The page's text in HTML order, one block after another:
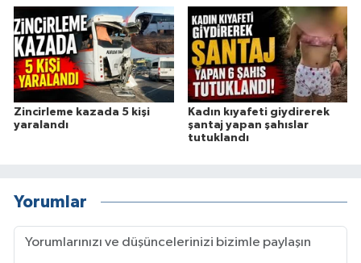
Zincirleme kazada 5 kişi
yaralandı
Kadın kıyafeti giydirerek
şantaj yapan şahıslar
tutuklandı
Yorumlar